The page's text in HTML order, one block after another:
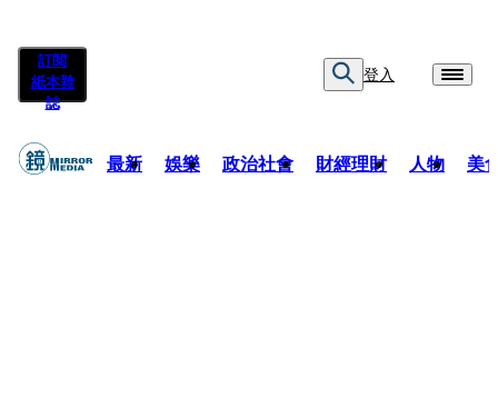
訂閱
紙本雜
誌
登入
最新 娛樂 政治社會 財經理財 人物 美